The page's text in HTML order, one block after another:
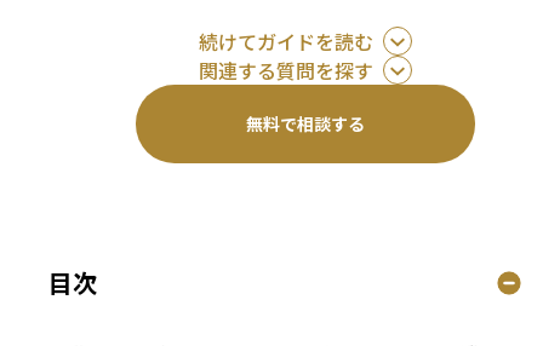
続けてガイドを読む
関連する質問を探す
無料で相談する
目次